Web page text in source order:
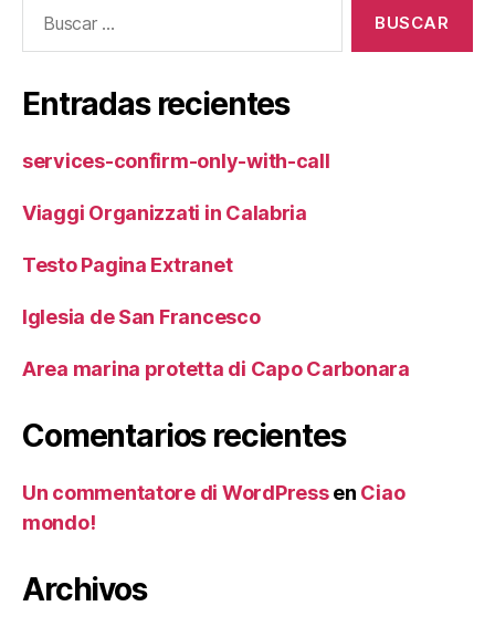
Entradas recientes
services-confirm-only-with-call
Viaggi Organizzati in Calabria
Testo Pagina Extranet
Iglesia de San Francesco
Area marina protetta di Capo Carbonara
Comentarios recientes
Un commentatore di WordPressen Ciao
mondo!
Archivos